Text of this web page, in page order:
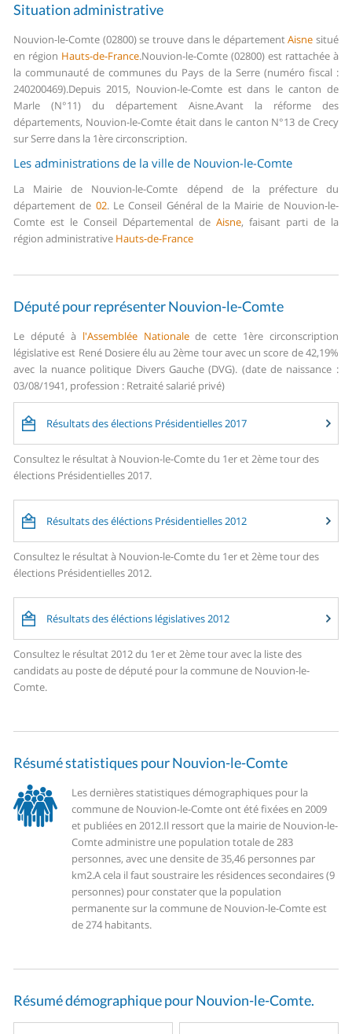
Situation administrative
Nouvion-le-Comte (02800) se trouve dans le départementAisne situé
en région Hauts-de-France.Nouvion-le-Comte (02800) est rattachée à
la communauté de communes du Pays de la Serre (numéro fiscal :
240200469).Depuis 2015, Nouvion-le-Comte est dans le canton de
Marle (N°11) du département Aisne.Avant la réforme des
départements, Nouvion-le-Comte était dans le canton N°13 de Crecy
sur Serre dans la 1ère circonscription.
Les administrations de la ville de Nouvion-le-Comte
La Mairie de Nouvion-le-Comte dépend de la préfecture du
département de 02.Le Conseil Général de la Mairie de Nouvion-le-
Comte est le Conseil Départemental de Aisne, faisant parti de la
région administrative Hauts-de-France
Député pour représenter Nouvion-le-Comte
Le député à l'Assemblée Nationalede cette 1ère circonscription
législative est René Dosiere élu au 2ème tour avec un score de 42,19%
avec la nuance politique Divers Gauche (DVG). (date de naissance :
03/08/1941, profession : Retraité salarié privé)
Résultats des élections Présidentielles 2017
Consultez le résultat à Nouvion-le-Comte du 1er et 2ème tour des
élections Présidentielles 2017.
Résultats des éléctions Présidentielles 2012
Consultez le résultat à Nouvion-le-Comte du 1er et 2ème tour des
élections Présidentielles 2012.
Résultats des éléctions législatives 2012
Consultez le résultat 2012 du 1er et 2ème tour avec la liste des
candidats au poste de député pour la commune de Nouvion-le-
Comte.
Résumé statistiques pour Nouvion-le-Comte
Les dernières statistiques démographiques pour la
commune de Nouvion-le-Comte ont été fixées en 2009
et publiées en 2012.Il ressort que la mairie de Nouvion-le-
Comte administre une population totale de 283
personnes, avec une densite de 35,46 personnes par
km2.A cela il faut soustraire les résidences secondaires (9
personnes) pour constater que la population
permanente sur la commune de Nouvion-le-Comte est
de 274 habitants.
Résumé démographique pour Nouvion-le-Comte.